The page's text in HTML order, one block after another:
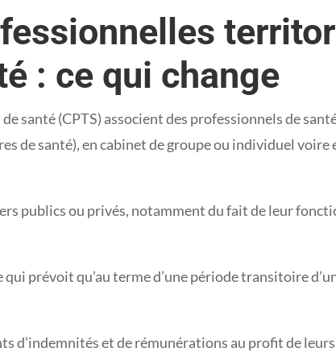
: ce qui change
santé (CPTS) associent des professionnels de
de santé), en cabinet de groupe ou individuel
publics ou privés, notamment du fait de leur
prévoit qu’au terme d’une période transitoire
d’indemnités et de rémunérations au profit de